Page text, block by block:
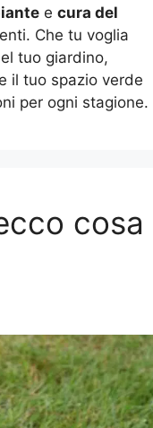
e cura del
Che tu voglia
tuo giardino,
il tuo spazio verde
per ogni stagione.
cosa